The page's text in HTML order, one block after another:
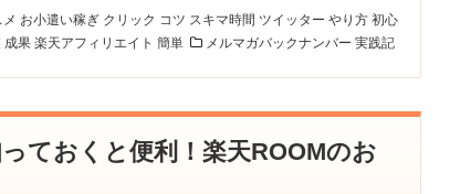
お小遣い稼ぎ クリック コツ スキマ時間 ツイッター やり方 初心
成果 楽天アフィリエイト 簡単 メルマガバックナンバー 実践記
ておくと便利！楽天ROOMのお